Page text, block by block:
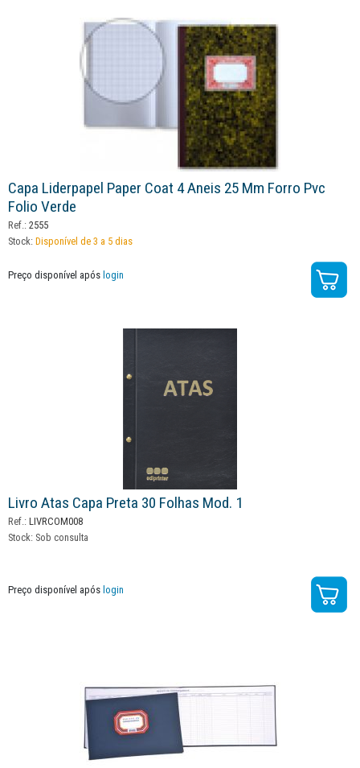
Capa Liderpapel Paper Coat 4 Aneis 25 Mm Forro Pvc
Folio Verde
Ref.: 2555
Stock: Disponível de 3 a 5 dias
Preço disponível após login
Livro Atas Capa Preta 30 Folhas Mod. 1
Ref.: LIVRCOM008
Stock: Sob consulta
Preço disponível após login